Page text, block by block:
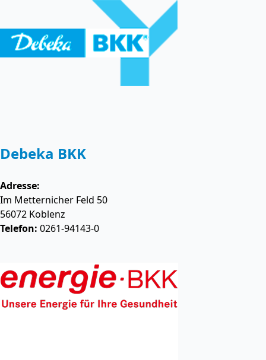
Debeka BKK
Adresse:
Im Metternicher Feld 50
56072 Koblenz
Telefon: 0261-94143-0